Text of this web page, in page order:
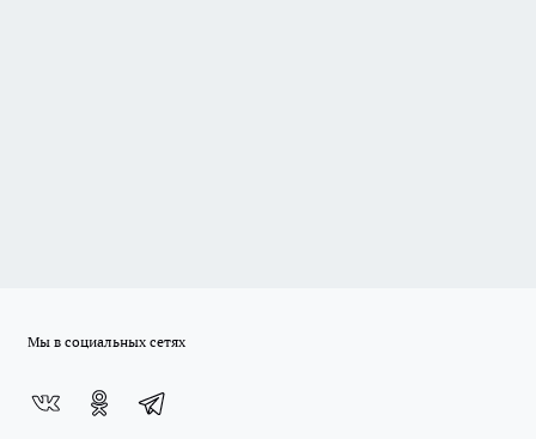
Мы в социальных сетях